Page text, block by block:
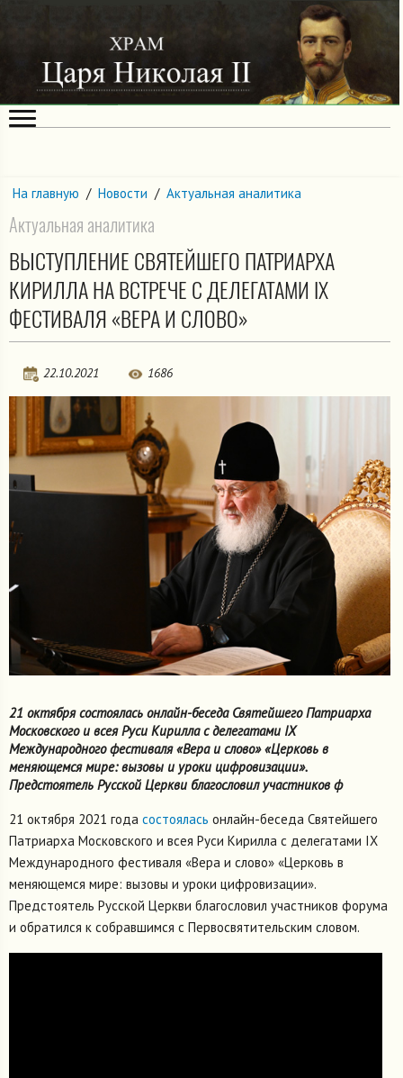
На главную / Новости / Актуальная аналитика
Актуальная аналитика
ВЫСТУПЛЕНИЕ СВЯТЕЙШЕГО ПАТРИАРХА
КИРИЛЛА НА ВСТРЕЧЕ С ДЕЛЕГАТАМИ IX
ФЕСТИВАЛЯ «ВЕРА И СЛОВО»
22.10.2021 1686
21 октября состоялась онлайн-беседа Святейшего Патриарха
Московского и всея Руси Кирилла с делегатами IX
Международного фестиваля «Вера и слово» «Церковь в
меняющемся мире: вызовы и уроки цифровизации».
Предстоятель Русской Церкви благословил участников ф
21 октября 2021 года состоялась онлайн-беседа Святейшего
Патриарха Московского и всея Руси Кирилла с делегатами IX
Международного фестиваля «Вера и слово» «Церковь в
меняющемся мире: вызовы и уроки цифровизации».
Предстоятель Русской Церкви благословил участников форума
и обратился к собравшимся с Первосвятительским словом.